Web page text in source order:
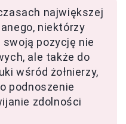
największej
niektórzy
pozycję nie
ale także do
wśród żołnierzy,
podnoszenie
zdolności